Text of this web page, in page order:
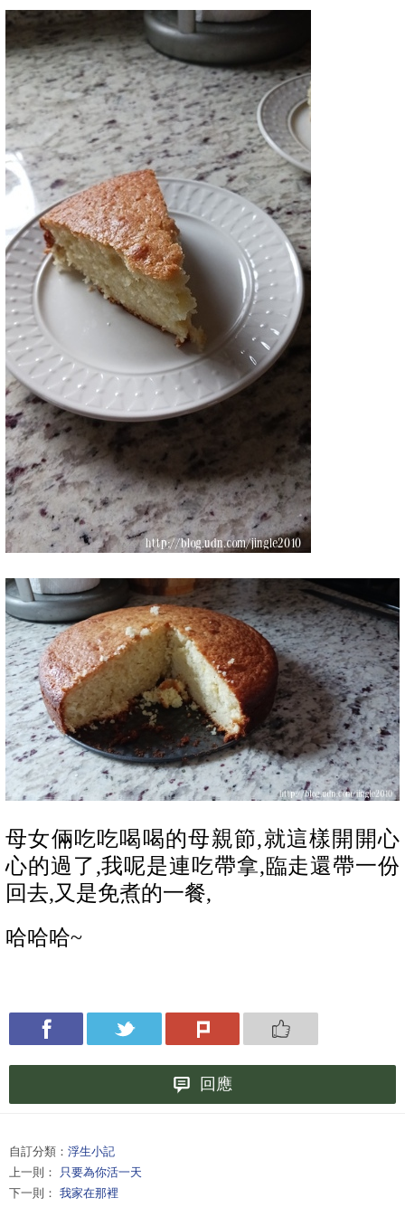
母女倆吃吃喝喝的母親節,就這樣開開心
心的過了,我呢是連吃帶拿,臨走還帶一份
回去,又是免煮的一餐,
哈哈哈~
回應
自訂分類： 浮生小記
上一則： 只要為你活一天
下一則： 我家在那裡